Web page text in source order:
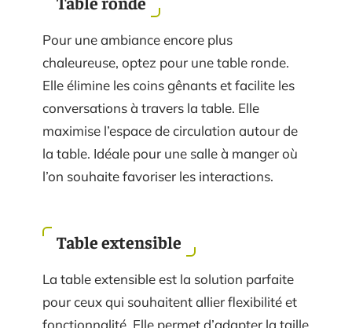
Pour une ambiance encore plus
chaleureuse, optez pour une table ronde.
Elle élimine les coins gênants et facilite les
conversations à travers la table. Elle
maximise l’espace de circulation autour de
la table. Idéale pour une salle à manger où
l’on souhaite favoriser les interactions.
Table extensible
La table extensible est la solution parfaite
pour ceux qui souhaitent allier flexibilité et
fonctionnalité. Elle permet d’adapter la taille